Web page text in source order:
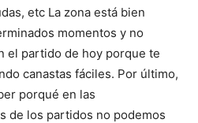
etc La zona está bien
momentos y no
el partido de hoy porque te
canastas fáciles. Por último,
porqué en las
de los partidos no podemos